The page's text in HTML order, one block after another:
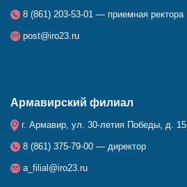
8 (861) 203-53-01 — приемная ректора
post@iro23.ru
Армавирский филиал
г. Армавир, ул. 30-летия Победы, д. 15
8 (861) 375-79-00 — директор
a_filial@iro23.ru